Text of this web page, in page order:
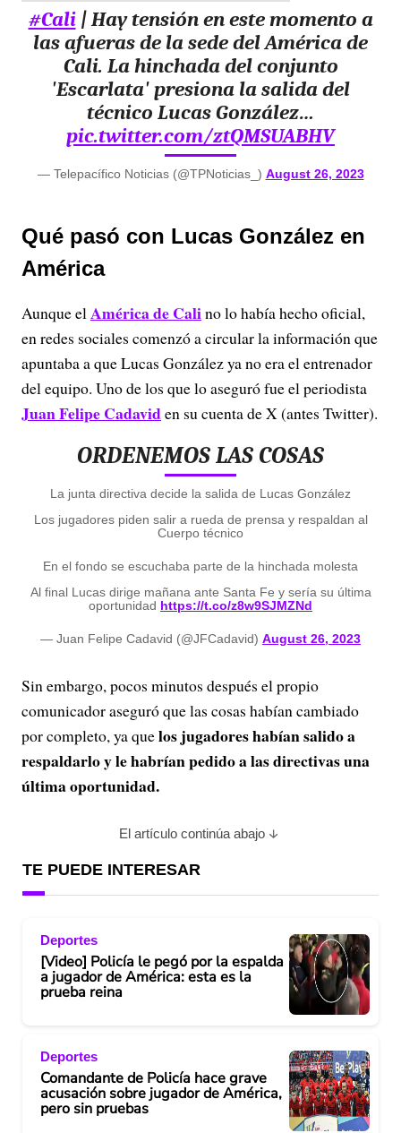
#Cali| Hay tensión en este momento a
las afueras de la sede del América de
Cali. La hinchada del conjunto
'Escarlata' presiona la salida del
técnico Lucas González…
pic.twitter.com/ztQMSUABHV
— Telepacífico Noticias (@TPNoticias_) August 26, 2023
Qué pasó con Lucas González en
América
Aunque elAmérica de Calino lo había hecho oficial,
en redes sociales comenzó a circular la información que
apuntaba a que Lucas González ya no era el entrenador
del equipo. Uno de los que lo aseguró fue el periodista
Juan Felipe Cadaviden su cuenta de X (antes Twitter).
ORDENEMOS LAS COSAS
La junta directiva decide la salida de Lucas González
Los jugadores piden salir a rueda de prensa y respaldan al
Cuerpo técnico
En el fondo se escuchaba parte de la hinchada molesta
Al final Lucas dirige mañana ante Santa Fe y sería su última
oportunidad https://t.co/z8w9SJMZNd
— Juan Felipe Cadavid (@JFCadavid) August 26, 2023
Sin embargo, pocos minutos después el propio
comunicador aseguró que las cosas habían cambiado
por completo, ya quelos jugadores habían salido a
respaldarlo y le habrían pedido a las directivas una
última oportunidad.
El artículo continúa abajo
TE PUEDE INTERESAR
Deportes
[Video] Policía le pegó por la espalda
a jugador de América: esta es la
prueba reina
Deportes
Comandante de Policía hace grave
acusación sobre jugador de América,
pero sin pruebas